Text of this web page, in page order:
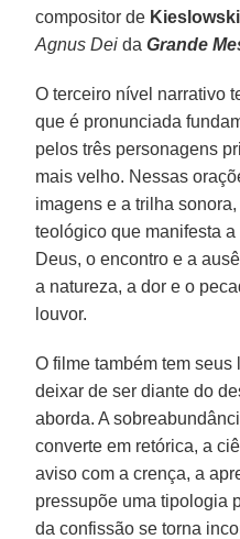
compositor de Kieslowski
Agnus Dei daGrande
O terceiro nível narrativo
que é pronunciada
pelos três personagens
mais velho. Nessas
imagens e a trilha
teológico que manifesta
Deus, o encontro e a
a natureza, a dor e o
louvor.
O filme também tem
deixar de ser diante do
aborda. A
converte em retórica, a
aviso com a crença, a
pressupõe uma tipologia
da confissão se torna